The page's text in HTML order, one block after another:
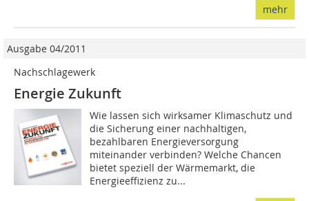
mehr
Ausgabe 04/2011
Nachschlagewerk
Energie Zukunft
Wie lassen sich wirksamer Klimaschutz und
die Sicherung einer nachhaltigen,
bezahlbaren Energieversorgung
miteinander verbinden? Welche Chancen
bietet speziell der Wärmemarkt, die
Energieeffizienz zu...